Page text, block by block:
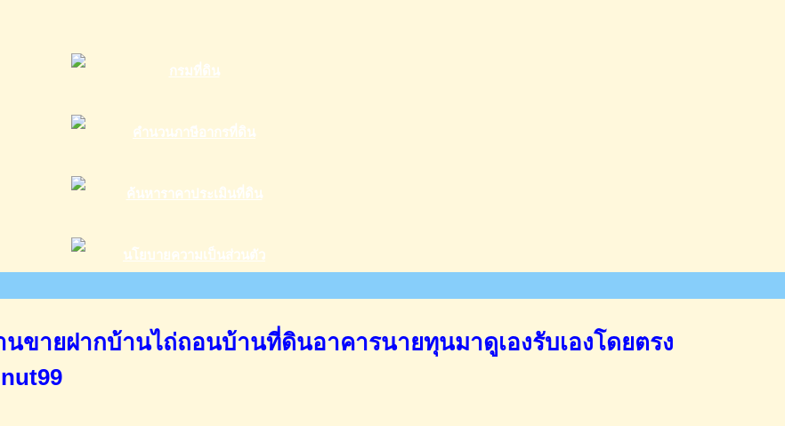
นขายฝากบ้านไถ่ถอนบ้านที่ดินอาคารนายทุนมาดูเองรับเองโดยตรง